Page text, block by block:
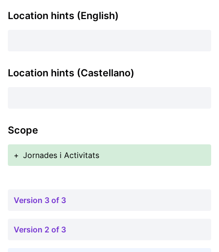
Location hints (English)
Location hints (Castellano)
Scope
+ Jornades i Activitats
Version 3 of 3
Version 2 of 3